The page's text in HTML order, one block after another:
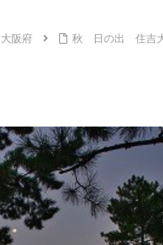
大阪府 秋 日の出 住吉